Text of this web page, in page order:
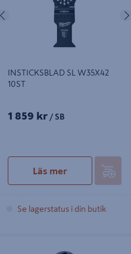
NästaFöregående
INSTICKSBLAD SL W35X42
10ST
1 859 kr / SB
Läs mer
Se lagerstatus i din butik